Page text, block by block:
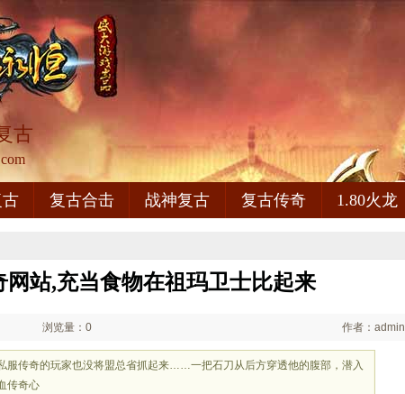
古
复古合击 战神复古 复古传奇 1.80火龙
网站,充当食物在祖玛卫士比起来
浏览量：0 作者：admin
服传奇的玩家也没将盟总省抓起来……一把石刀从后方穿透他的腹部，潜入
传奇心